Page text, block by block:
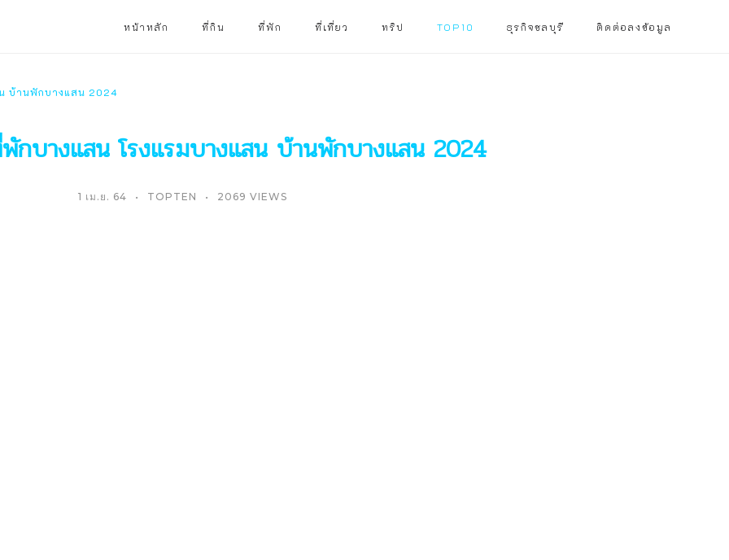
หน้าหลัก ที่กิน ที่พัก ที่เที่ยว ทริป TOP10 ธุรกิจชลบุรี ติดต่อลงข้อมูล
บ้านพักบางแสน 2024
กบางแสน โรงแรมบางแสน บ้านพักบางแสน 2024
1 เม.ย. 64 TOPTEN 2069 VIEWS